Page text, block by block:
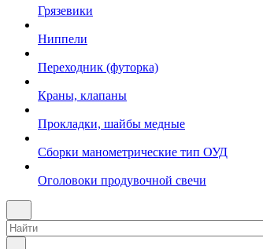
Грязевики
Ниппели
Переходник (футорка)
Краны, клапаны
Прокладки, шайбы медные
Сборки манометрические тип ОУД
Оголовоки продувочной свечи